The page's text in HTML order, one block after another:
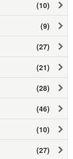
(10)
(9)
(27)
(21)
(28)
(46)
(10)
(27)